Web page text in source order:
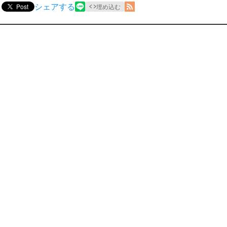
Post シェアする 埋め込む